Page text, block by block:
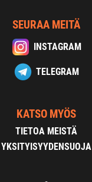
SEURAA MEITÄ
INSTAGRAM
TELEGRAM
KATSO MYÖS
TIETOA MEISTÄ
YKSITYISYYDENSUOJA